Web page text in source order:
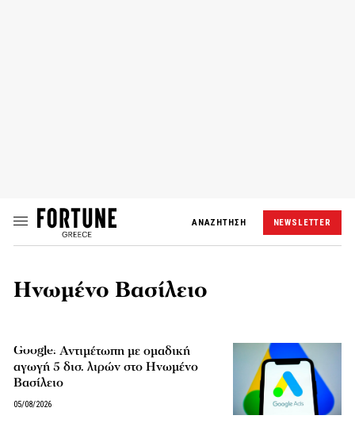
ΑΝΑΖΗΤΗΣΗ NEWSLETTER
Ηνωμένο Βασίλειο
Google: Αντιμέτωπη με ομαδική
αγωγή 5 δισ. λιρών στο Ηνωμένο
Βασίλειο
05/08/2026